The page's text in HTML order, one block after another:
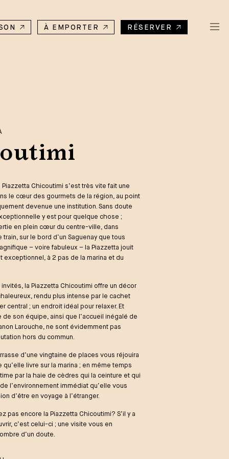
À EMPORTER RÉSERVER
Piazzetta Chicoutimi s’est très vite fait une
le cœur des gourmets de la région, au point
devenue une institution. Sans doute
y est pour quelque chose ;
en plein cœur du centre-ville, dans
train, sur le bord d’un Saguenay que tous
– voire fabuleux – la Piazzetta jouit
exceptionnel, à 2 pas de la marina et du
invités, la Piazzetta Chicoutimi offre un décor
rendu plus intense par le cachet
central ; un endroit idéal pour relaxer. Et
de son équipe, ainsi que l’accueil inégalé de
Larouche, ne sont évidemment pas
hors du commun.
d’une vingtaine de places vous réjouira
qu’elle livre sur la marina ; en même temps
par la haie de cèdres qui la ceinture et qui
l’environnement immédiat qu’elle vous
d’être en voyage à l’étranger.
pas encore la Piazzetta Chicoutimi? S’il y a
c’est celui-ci ; une visite vous en
d’un doute.